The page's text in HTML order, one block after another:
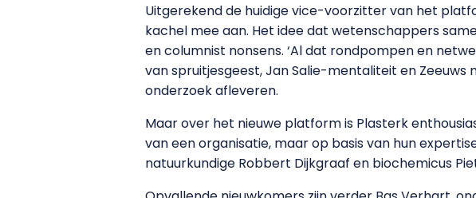
Uitgerekend de huidige vice-voorzitter van het
kachel mee aan. Het idee dat wetenschappers
en columnist nonsens. ‘Al dat rondpompen en
van spruitjesgeest, Jan Salie-mentaliteit en
onderzoek afleveren.
Maar over het nieuwe platform is Plasterk
van een organisatie, maar op basis van hun
natuurkundige Robbert Dijkgraaf en biochemicus